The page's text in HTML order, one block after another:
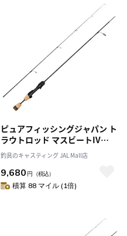
ピュアフィッシングジャパン ト
ラウトロッド マスビートIV
MBES-482XULS (スピニング/2
ピース)
釣具のキャスティング JAL Mall店
9,680 円 （税込）
積算 88 マイル (1倍)